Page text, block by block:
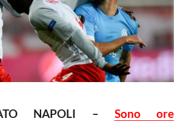
NAPOLI – Sono ore